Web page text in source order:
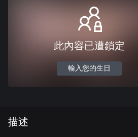
此內容已遭鎖定
輸入您的生日
描述